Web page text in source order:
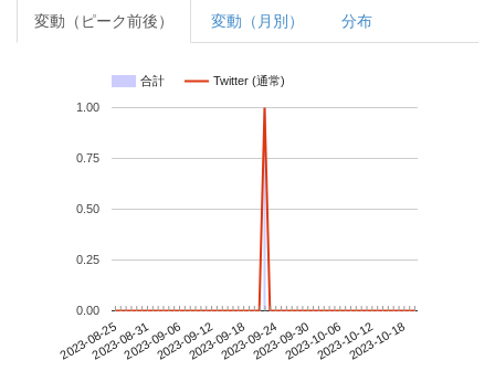
変動（ピーク前後） 変動（月別） 分布
合計 Twitter (通常)
2023-08-252023-08-312023-09-062023-09-122023-09-182023-09-242023-09-302023-10-062023-10-122023-10-18
0.00
0.25
0.50
0.75
1.00